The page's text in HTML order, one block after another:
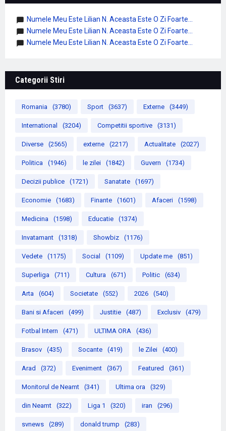
Numele Meu Este Lilian N. Aceasta Este O Zi Foarte...
Numele Meu Este Lilian N. Aceasta Este O Zi Foarte...
Numele Meu Este Lilian N. Aceasta Este O Zi Foarte...
Categorii Stiri
Romania (3780) Sport (3637) Externe (3449)
International (3204) Competitii sportive (3131)
Diverse (2565) externe (2217) Actualitate (2027)
Politica (1946) le zilei (1842) Guvern (1734)
Decizii publice (1721) Sanatate (1697)
Economie (1683) Finante (1601) Afaceri (1598)
Medicina (1598) Educatie (1374)
Invatamant (1318) Showbiz (1176)
Vedete (1175) Social (1109) Update me (851)
Superliga (711) Cultura (671) Politic (634)
Arta (604) Societate (552) 2026 (540)
Bani si Afaceri (499) Justitie (487) Exclusiv (479)
Fotbal Intern (471) ULTIMA ORA (436)
Brasov (435) Socante (419) le Zilei (400)
Arad (372) Eveniment (367) Featured (361)
Monitorul de Neamt (341) Ultima ora (329)
din Neamt (322) Liga 1 (320) iran (296)
svnews (289) donald trump (283)